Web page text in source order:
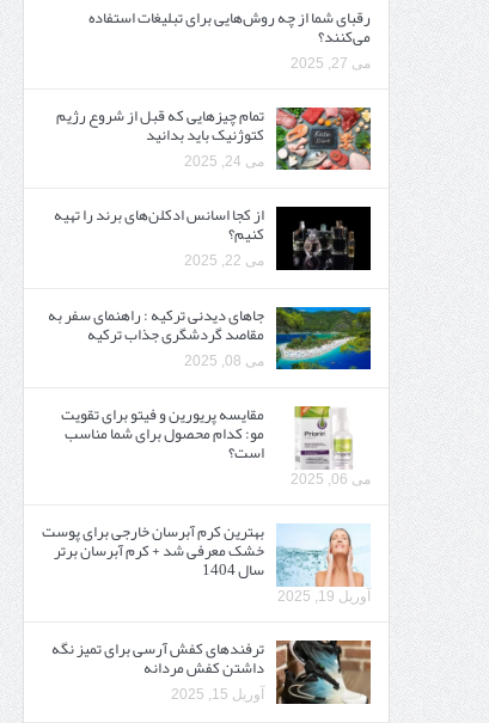
رقبای شما از چه روش‌هایی برای تبلیغات استفاده
می‌کنند؟
می 27, 2025
تمام چیزهایی که قبل از شروع رژیم
کتوژنیک باید بدانید‎
می 24, 2025
از کجا اسانس ادکلن‌های برند را تهیه
کنیم؟
می 22, 2025
جاهای دیدنی ترکیه : راهنمای سفر به
مقاصد گردشگری جذاب ترکیه
می 08, 2025
مقایسه پریورین و فیتو برای تقویت
مو: کدام محصول برای شما مناسب
است؟
می 06, 2025
بهترین کرم آبرسان خارجی برای پوست
خشک معرفی شد + کرم آبرسان برتر
سال 1404
آوریل 19, 2025
ترفندهای کفش آرسی برای تمیز نگه
داشتن کفش مردانه
آوریل 15, 2025